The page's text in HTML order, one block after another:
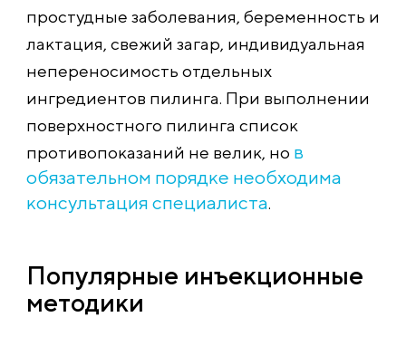
простудные заболевания, беременность и
лактация, свежий загар, индивидуальная
непереносимость отдельных
ингредиентов пилинга. При выполнении
поверхностного пилинга список
противопоказаний не велик, но в
обязательном порядке необходима
консультация специалиста.
Популярные инъекционные
методики